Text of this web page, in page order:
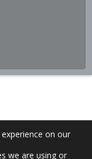
on our
we are using or